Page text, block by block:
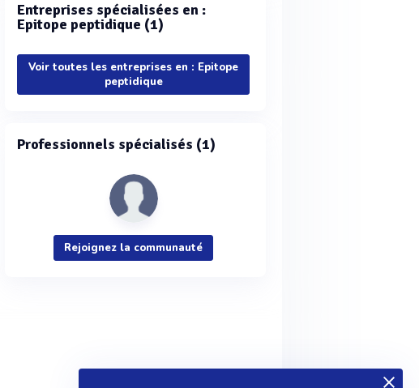
Entreprises spécialisées en :
Epitope peptidique (1)
Voir toutes les entreprises en : Epitope
peptidique
Professionnels spécialisés (1)
Rejoignez la communauté